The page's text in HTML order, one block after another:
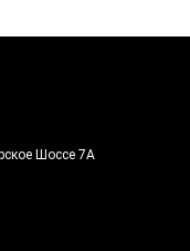
Шоссе 7А